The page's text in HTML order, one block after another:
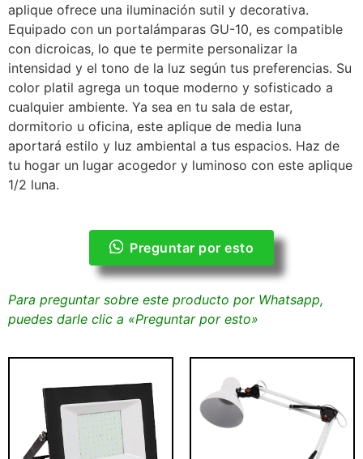
aplique ofrece una iluminación sutil y decorativa.
Equipado con un portalámparas GU-10, es compatible
con dicroicas, lo que te permite personalizar la
intensidad y el tono de la luz según tus preferencias. Su
color platil agrega un toque moderno y sofisticado a
cualquier ambiente. Ya sea en tu sala de estar,
dormitorio u oficina, este aplique de media luna
aportará estilo y luz ambiental a tus espacios. Haz de
tu hogar un lugar acogedor y luminoso con este aplique
1/2 luna.
Preguntar por esto
Para preguntar sobre este producto por Whatsapp,
puedes darle clic a «Preguntar por esto»